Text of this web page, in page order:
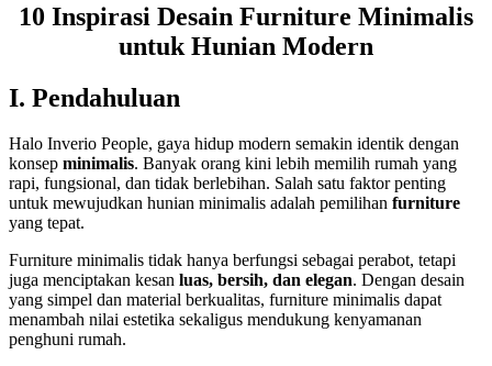
10 Inspirasi Desain Furniture Minimalis
untuk Hunian Modern
I. Pendahuluan
Halo Inverio People, gaya hidup modern semakin identik dengan
konsep minimalis. Banyak orang kini lebih memilih rumah yang
rapi, fungsional, dan tidak berlebihan. Salah satu faktor penting
untuk mewujudkan hunian minimalis adalah pemilihan furniture
yang tepat.
Furniture minimalis tidak hanya berfungsi sebagai perabot, tetapi
juga menciptakan kesan luas, bersih, dan elegan. Dengan desain
yang simpel dan material berkualitas, furniture minimalis dapat
menambah nilai estetika sekaligus mendukung kenyamanan
penghuni rumah.